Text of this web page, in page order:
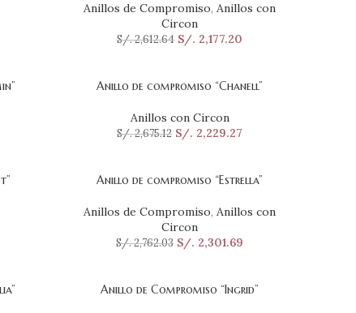
Anillos de Compromiso, Anillos con
Circon
S/.2,612.64 S/. 2,177.20
SELECCIONAR OPCIONES
Anillo de compromiso “Chanell”
Anillos con Circon
S/.2,675.12 S/. 2,229.27
SELECCIONAR OPCIONES
Anillo de compromiso “Estrella”
Anillos de Compromiso, Anillos con
Circon
S/.2,762.03 S/. 2,301.69
SELECCIONAR OPCIONES
Anillo de Compromiso “Ingrid”